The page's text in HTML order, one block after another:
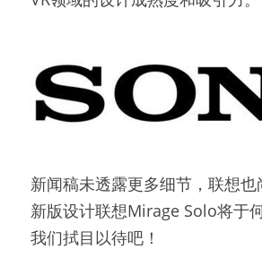
新闻稿未透露更多细节，联想
新版设计联想Mirage Solo将于
我们拭目以待吧！